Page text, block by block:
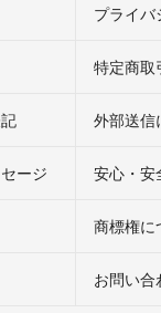
プライバ
特定商取
外部送信
ージ 安心・安
商標権に
お問い合